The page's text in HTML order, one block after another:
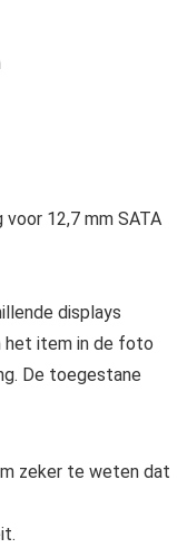
voor 12,7 mm SATA
displays
het item in de foto
De toegestane
zeker te weten dat